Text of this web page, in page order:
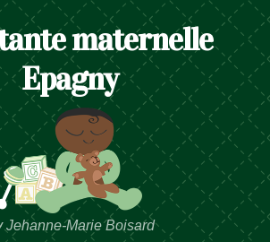
maternelle
Epagny
Jehanne-Marie Boisard